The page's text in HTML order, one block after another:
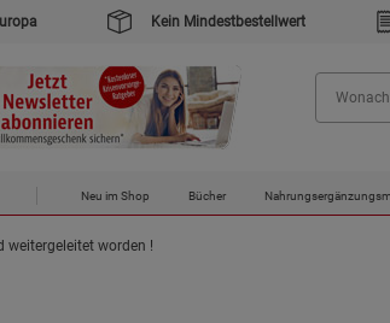
Kein Mindestbestellwert
Neu im Shop Bücher
weitergeleitet worden !